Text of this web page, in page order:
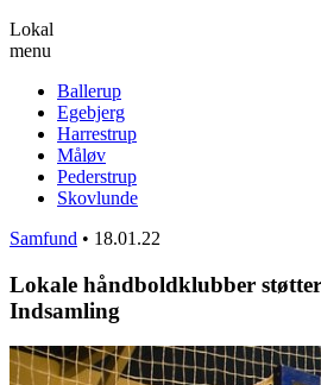
Lokal
menu
Ballerup
Egebjerg
Harrestrup
Måløv
Pederstrup
Skovlunde
Samfund • 18.01.22
Lokale håndboldklubber
Indsamling